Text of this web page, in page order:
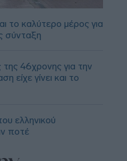
το καλύτερο μέρος για
σύνταξη
της 46χρονης για την
είχε γίνει και το
ελληνικού
ποτέ